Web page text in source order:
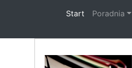
Start (current)
Poradnia